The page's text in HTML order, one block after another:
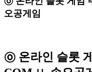
오공게임
㉧ 온라인 슬롯